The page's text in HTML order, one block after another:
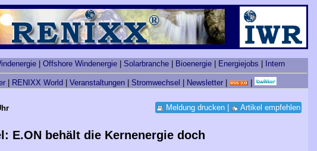
Offshore Windenergie Solarbranche Bioenergie Energiejobs Intern
RENIXX World Veranstaltungen Stromwechsel Newsletter
Meldung drucken Artikel empfehlen
E.ON behält die Kernenergie doch